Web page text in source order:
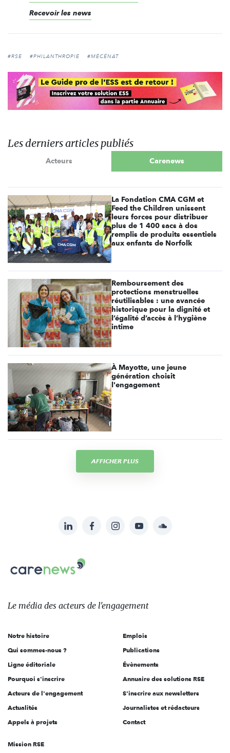
Recevoir les news
#RSE #PHILANTHROPIE #MÉCÉNAT
Les derniers articles publiés
Acteurs Carenews
La Fondation CMA CGM et
Feed the Children unissent
leurs forces pour distribuer
plus de 1 400 sacs à dos
remplis de produits essentiels
aux enfants de Norfolk
Remboursement des
protections menstruelles
réutilisables : une avancée
historique pour la dignité et
l’égalité d’accès à l’hygiène
intime
À Mayotte, une jeune
génération choisit
l'engagement
AFFICHER PLUS
sur:
LinkedInFacebookInstagramYouTubeSoundcloud
Carenews,
Le
des
l'engagement
Le média des acteurs de l'engagement
Notre histoire
Qui sommes-nous ?
Ligne éditoriale
Pourquoi s'inscrire
Acteurs de l'engagement
Actualités
Appels à projets
Emplois
Publications
Évènements
Annuaire des solutions RSE
S'inscrire aux newsletters
Journalistes et rédacteurs
Contact
Mission RSE